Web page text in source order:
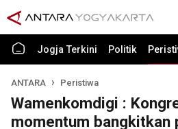
Jogja Terkini Politik
ANTARA Peristiwa
Wamenkomdigi :
momentum bangkitkan